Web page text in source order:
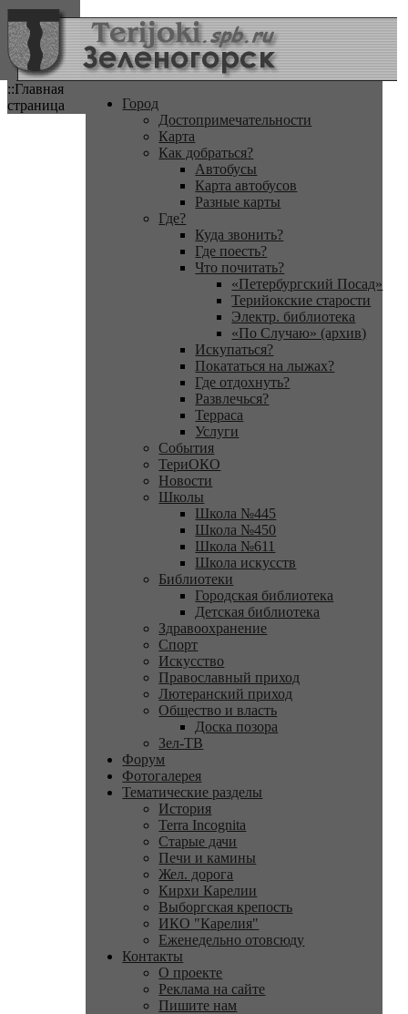
::Главная
страница
Город
Достопримечательности
Карта
Как добраться?
Автобусы
Карта автобусов
Разные карты
Где?
Куда звонить?
Где поесть?
Что почитать?
«Петербургский Посад»
Терийокские старости
Электр. библиотека
«По Случаю» (архив)
Искупаться?
Покататься на лыжах?
Где отдохнуть?
Развлечься?
Терраса
Услуги
События
ТериОКО
Новости
Школы
Школа №445
Школа №450
Школа №611
Школа искусств
Библиотеки
Городская библиотека
Детская библиотека
Здравоохранение
Спорт
Искусство
Православный приход
Лютеранский приход
Общество и власть
Доска позора
Зел-ТВ
Форум
Фотогалерея
Тематические разделы
История
Terra Incognita
Старые дачи
Печи и камины
Жел. дорога
Кирхи Карелии
Выборгская крепость
ИКО "Карелия"
Еженедельно отовсюду
Контакты
О проекте
Реклама на сайте
Пишите нам